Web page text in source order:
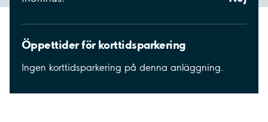
Öppettider för korttidsparkering
Ingen korttidsparkering på denna anläggning.